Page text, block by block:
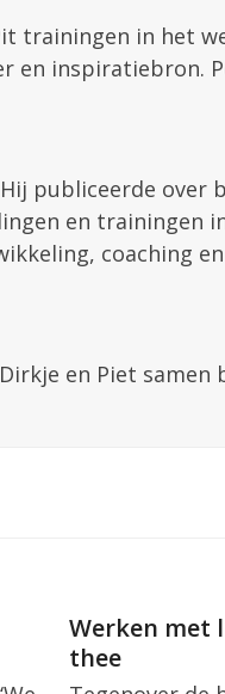
trainingen in het
en inspiratiebron.
publiceerde over
en trainingen
coaching
en Piet
Werken met
thee